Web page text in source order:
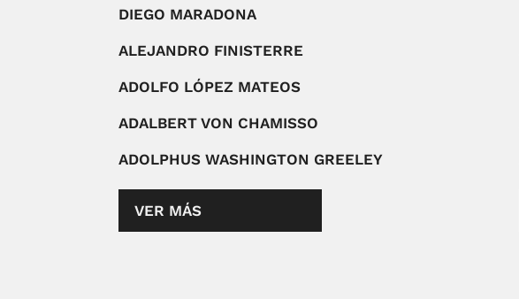
DIEGO MARADONA
ALEJANDRO FINISTERRE
ADOLFO LÓPEZ MATEOS
ADALBERT VON CHAMISSO
ADOLPHUS WASHINGTON GREELEY
VER MÁS